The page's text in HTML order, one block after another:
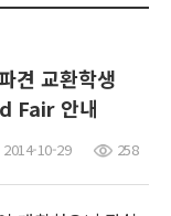
견 교환학생
Fair 안내
2014-10-29 258